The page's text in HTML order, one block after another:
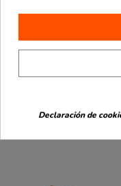
y ecológica para cubrir
evento. Este plato kraft
una estética natural que
Los clientes que
también han
Declaración de